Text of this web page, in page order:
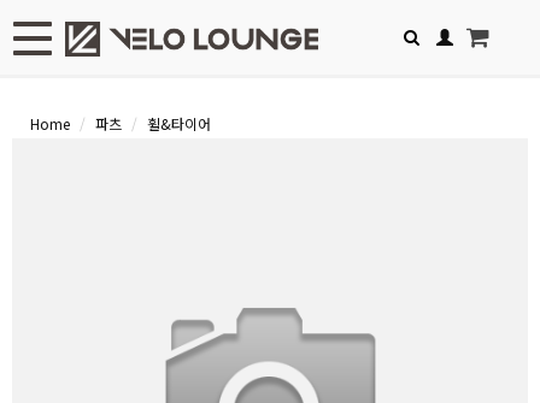
Toggle navigation
Home 파츠 휠&타이어